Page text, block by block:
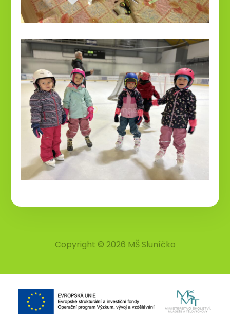
Copyright © 2026 MŠ Sluníčko